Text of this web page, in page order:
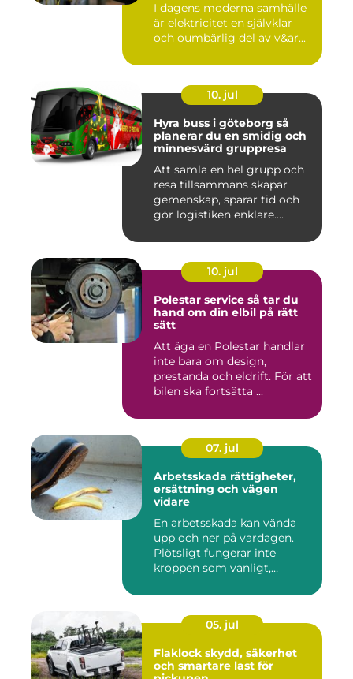
I dagens moderna samhälle
är elektricitet en självklar
och oumbärlig del av v&ar...
10. jul
Hyra buss i göteborg så
planerar du en smidig och
minnesvärd gruppresa
Att samla en hel grupp och
resa tillsammans skapar
gemenskap, sparar tid och
gör logistiken enklare....
10. jul
Polestar service så tar du
hand om din elbil på rätt
sätt
Att äga en Polestar handlar
inte bara om design,
prestanda och eldrift. För att
bilen ska fortsätta ...
07. jul
Arbetsskada rättigheter,
ersättning och vägen
vidare
En arbetsskada kan vända
upp och ner på vardagen.
Plötsligt fungerar inte
kroppen som vanligt,
05. jul
Flaklock skydd, säkerhet
och smartare last för